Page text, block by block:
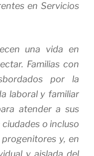
en Servicios
una vida en
Familias con
por la
laboral y familiar
atender a sus
o incluso
y, en
y aislada del